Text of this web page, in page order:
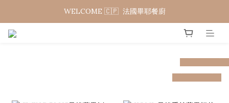
WELCOME 🇨🇵  法國畢耶餐廚
WELCOME 🇨🇵  法國畢耶餐廚
prev
prev next